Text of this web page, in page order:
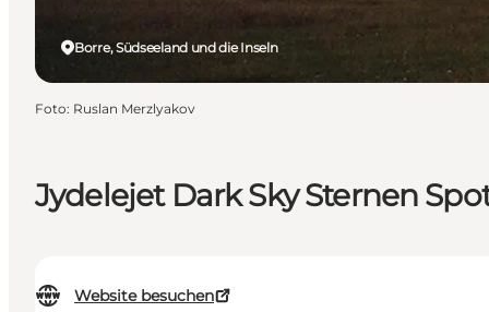
Jydelejet Dark Sky Sternen
Website besuchen
Borre, Südseeland und die Inseln
Foto: Ruslan Merzlyakov